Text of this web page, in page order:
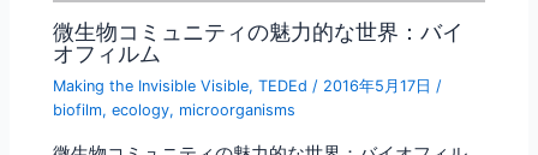
微生物コミュニティの魅力的な世界：バイ
オフィルム
Making the Invisible Visible,TEDEd / 2016年5月17日 /
biofilm,ecology, microorganisms